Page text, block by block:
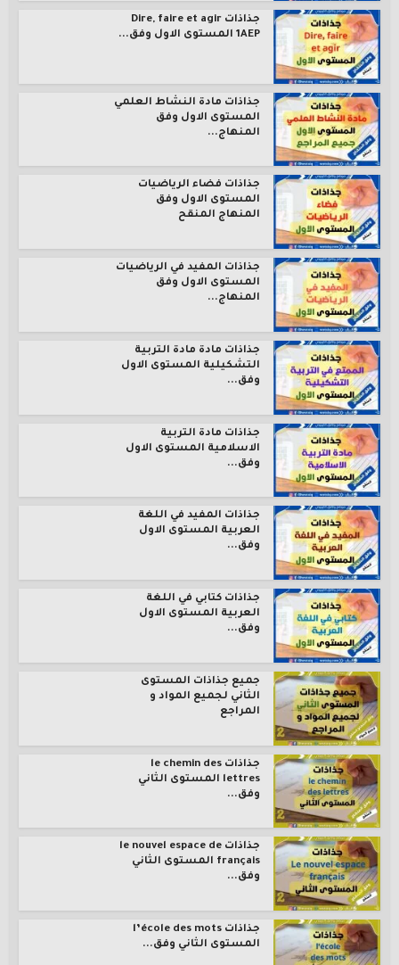
جذاذات Dire, faire et agir
1AEP المستوى الاول وفق...
جذاذات مادة النشاط العلمي
المستوى الاول وفق
المنهاج...
جذاذات فضاء الرياضيات
المستوى الاول وفق
المنهاج المنقح
جذاذات المفيد في الرياضيات
المستوى الاول وفق
المنهاج...
جذاذات مادة مادة التربية
التشكيلية المستوى الاول
وفق...
جذاذات مادة التربية
الاسلامية المستوى الاول
وفق...
جذاذات المفيد في اللغة
العربية المستوى الاول
وفق...
جذاذات كتابي في اللغة
العربية المستوى الاول
وفق...
جميع جذاذات المستوى
الثاني لجميع المواد و
المراجع
جذاذات le chemin des
lettres المستوى الثاني
وفق...
جذاذات le nouvel espace de
français المستوى الثاني
وفق...
جذاذات l’école des mots
المستوى الثاني وفق...